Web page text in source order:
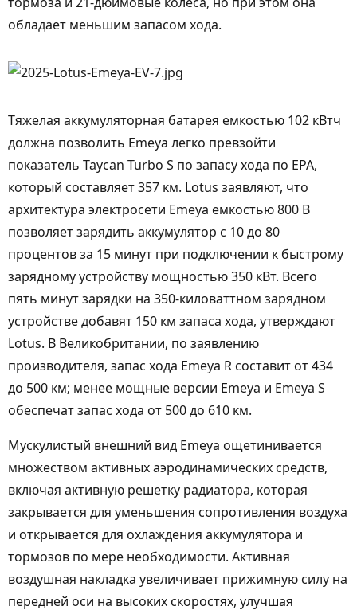
обладает меньшим запасом хода.
Тяжелая аккумуляторная батарея емкостью 102 кВтч
должна позволить Emeya легко превзойти
показатель Taycan Turbo S по запасу хода по EPA,
который составляет 357 км. Lotus заявляют, что
архитектура электросети Emeya емкостью 800 В
позволяет зарядить аккумулятор с 10 до 80
процентов за 15 минут при подключении к быстрому
зарядному устройству мощностью 350 кВт. Всего
пять минут зарядки на 350-киловаттном зарядном
устройстве добавят 150 км запаса хода, утверждают
Lotus. В Великобритании, по заявлению
производителя, запас хода Emeya R составит от 434
до 500 км; менее мощные версии Emeya и Emeya S
обеспечат запас хода от 500 до 610 км.
Мускулистый внешний вид Emeya ощетинивается
множеством активных аэродинамических средств,
включая активную решетку радиатора, которая
закрывается для уменьшения сопротивления воздуха
и открывается для охлаждения аккумулятора и
тормозов по мере необходимости. Активная
воздушная накладка увеличивает прижимную силу на
передней оси на высоких скоростях, улучшая